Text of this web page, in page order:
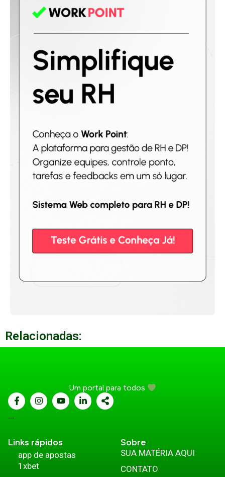
Relacionadas:
Um portal para todos
...
Links rápidos
app de apostas
1xbet
Sobre
SUA MATÉRIA AQUI
CONTATO